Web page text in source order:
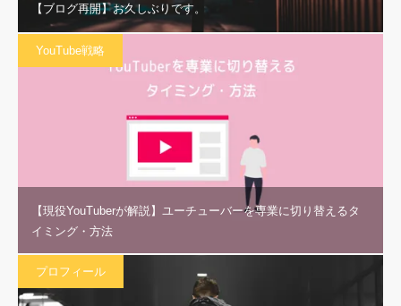
【ブログ再開】お久しぶりです。
YouTube戦略
【現役YouTuberが解説】ユーチューバーを専業に切り替えるタ
イミング・方法
プロフィール